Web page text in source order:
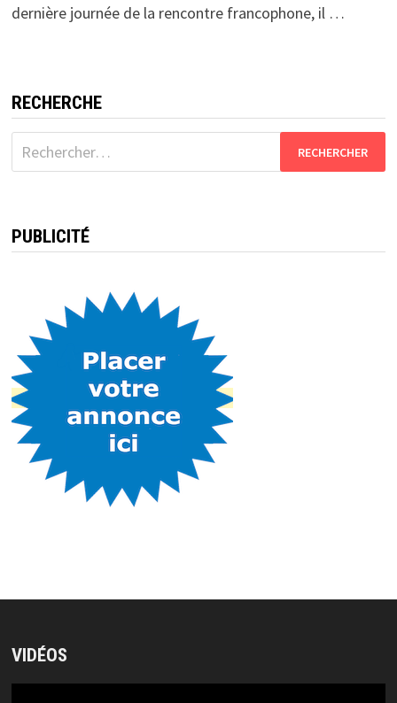
dernière journée de la rencontre francophone, il …
RECHERCHE
Rechercher :
PUBLICITÉ
VIDÉOS